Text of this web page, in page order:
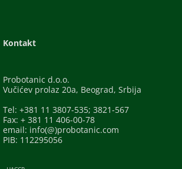
Kontakt
Probotanic d.o.o.
Vučićev prolaz 20a, Beograd, Srbija
Tel: +381 11 3807-535; 3821-567
Fax: + 381 11 406-00-78
email: info(@)probotanic.com
PIB: 112295056